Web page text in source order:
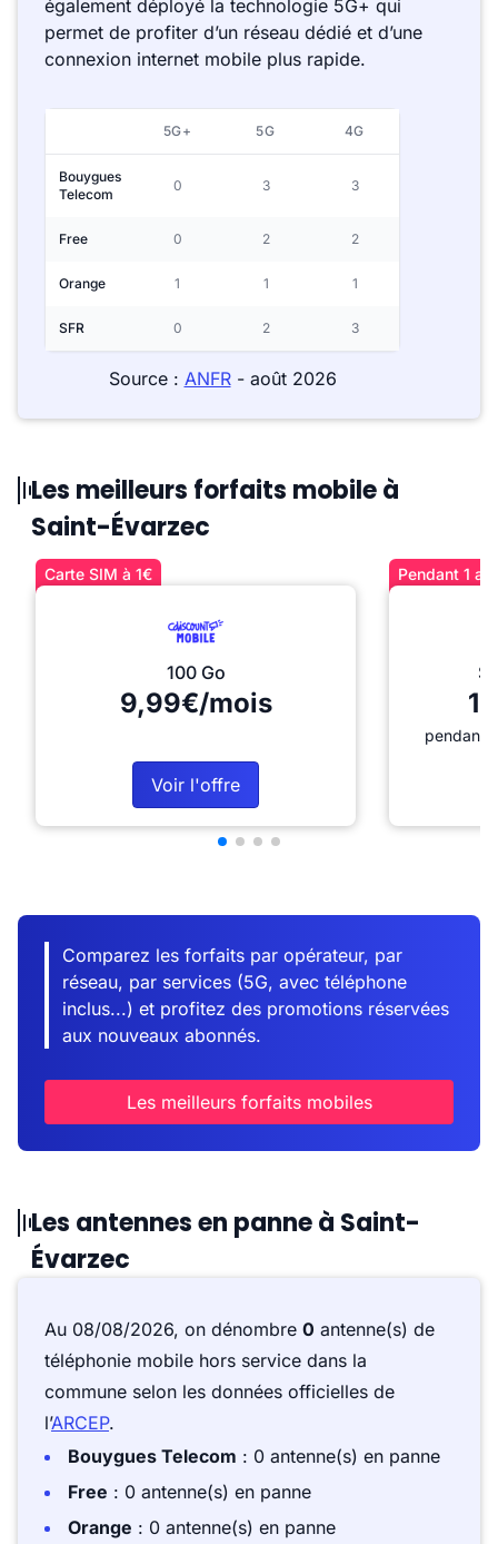
également déployé la technologie 5G+ qui
permet de profiter d’un réseau dédié et d’une
connexion internet mobile plus rapide.
5G+ 5G 4G
Bouygues
Telecom
0 3 3
Free 0 2 2
Orange 1 1 1
SFR 0 2 3
Source : ANFR- août 2026
Les meilleurs forfaits mobile à
Saint-Évarzec
Carte SIM à 1€
100 Go
9,99€/mois
Voir l'offre
Pendant 1
pendant
Comparez les forfaits par opérateur, par
réseau, par services (5G, avec téléphone
inclus...) et profitez des promotions réservées
aux nouveaux abonnés.
Les meilleurs forfaits mobiles
Les antennes en panne à Saint-
Évarzec
Au 08/08/2026, on dénombre 0 antenne(s) de
téléphonie mobile hors service dans la
commune selon les données officielles de
l’ARCEP.
Bouygues Telecom : 0 antenne(s) en panne
Free : 0 antenne(s) en panne
Orange : 0 antenne(s) en panne